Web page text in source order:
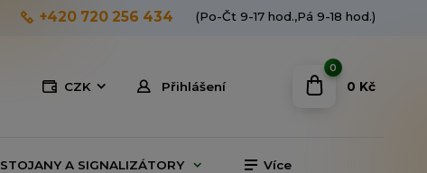
CZK Přihlášení
+420 720 256 434 (Po-Čt 9-17 hod.,Pá 9-18 hod.)
0
0 Kč
STOJANY A SIGNALIZÁTORY Více